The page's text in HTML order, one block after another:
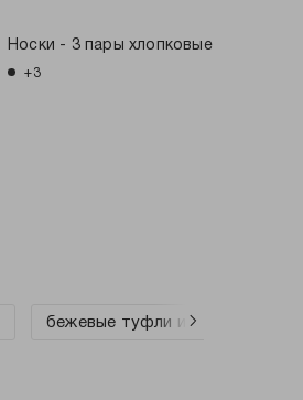
Носки - 3 пары хлопковые
+3
бежевые туфли и босоножки